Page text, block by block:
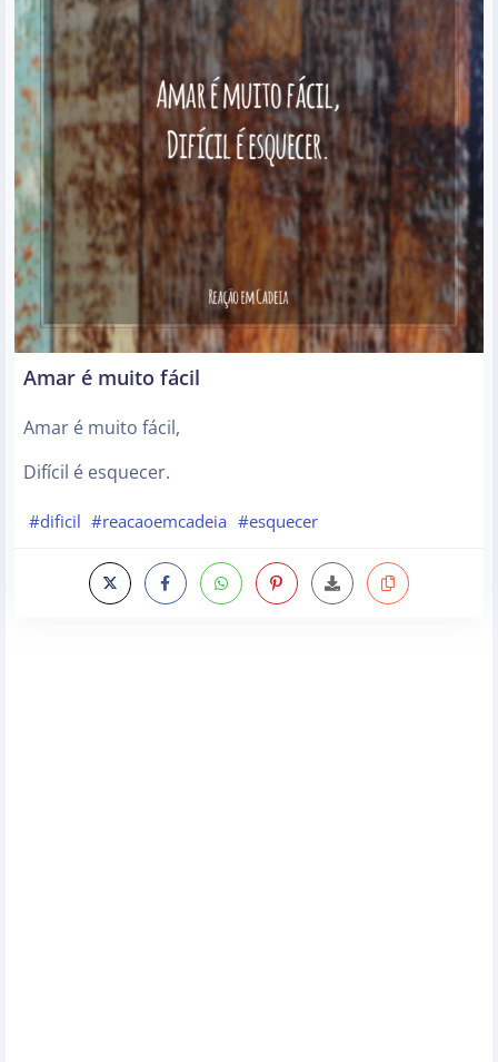
Amar é muito fácil
Amar é muito fácil,
Difícil é esquecer.
#dificil #reacaoemcadeia #esquecer